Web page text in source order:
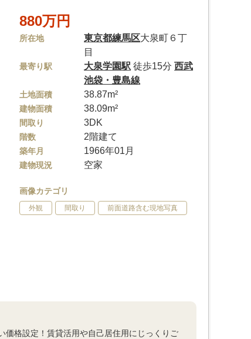
880万円
所在地 東京都練馬区大泉町６丁
目
最寄り駅 大泉学園駅 徒歩15分西武
池袋・豊島線
土地面積 38.87m²
建物面積 38.09m²
間取り 3DK
階数 2階建て
築年月 1966年01月
建物現況 空家
画像カテゴリ
外観 間取り 前面道路含む現地写真
価格設定！賃貸活用や自己居住用にじっくりご